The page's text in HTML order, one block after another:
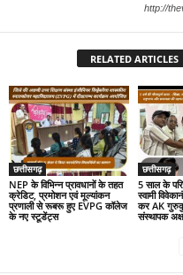
http://
RELATED ARTICLES
छत्तीसगढ़
NEP के विभिन्न प्रावधानों के तहत
क्रेडिट, प्रमोशन एवं मूल्यांकन
प्रणाली से रूबरू हुए EVPG कॉलेज
के नए स्टूडेंट्स
छत्तीसगढ़
5 साल के
स्वामी
कर AK
संस्थापक